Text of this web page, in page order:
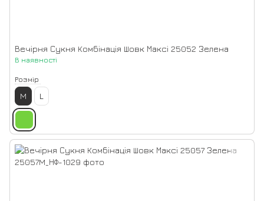
Вечірня Сукня Комбінація Шовк Максі 25052 Зелена
В наявності
Розмір
M L